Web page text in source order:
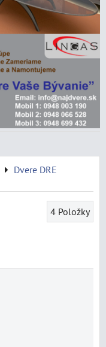
Dvere DRE
4 Položky